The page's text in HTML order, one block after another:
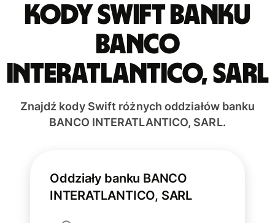
Kody Swift banku
BANCO
INTERATLANTICO, SARL
Znajdź kody Swift różnych oddziałów banku
BANCO INTERATLANTICO, SARL.
Oddziały banku BANCO
INTERATLANTICO, SARL